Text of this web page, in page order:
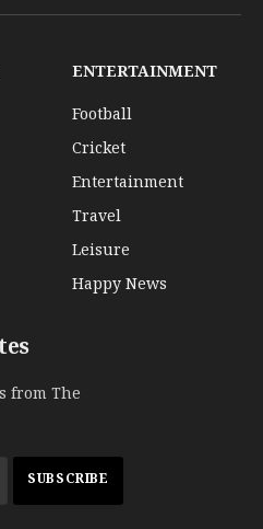
ENTERTAINMENT
Football
Cricket
Entertainment
Travel
Leisure
Happy News
from The